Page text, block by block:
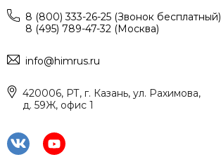
8 (800) 333-26-25 (Звонок бесплатный)
8 (495) 789-47-32 (Москва)
info@himrus.ru
420006, РТ, г. Казань, ул. Рахимова,
д. 59Ж, офис 1